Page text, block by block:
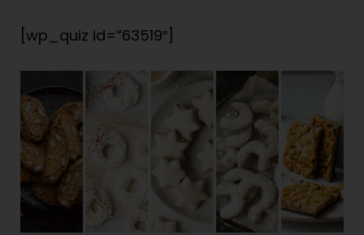
[wp_quiz id=“63519″]